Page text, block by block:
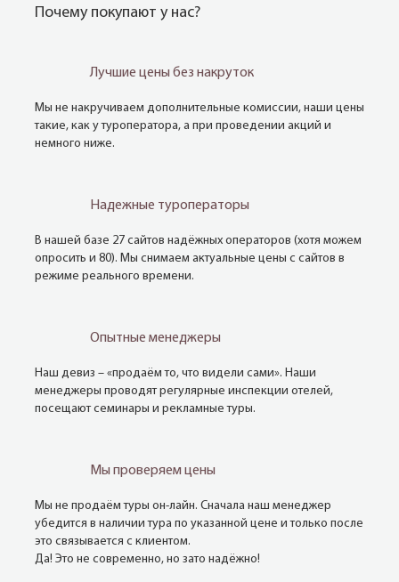
Почему покупают у нас?
Лучшие цены без накруток
Мы не накручиваем дополнительные комиссии, наши цены
такие, как у туроператора, а при проведении акций и
немного ниже.
Надежные туроператоры
В нашей базе 27 сайтов надёжных операторов (хотя можем
опросить и 80). Мы снимаем актуальные цены с сайтов в
режиме реального времени.
Опытные менеджеры
Наш девиз – «продаём то, что видели сами». Наши
менеджеры проводят регулярные инспекции отелей,
посещают семинары и рекламные туры.
Мы проверяем цены
Мы не продаём туры он-лайн. Сначала наш менеджер
убедится в наличии тура по указанной цене и только после
это связывается с клиентом.
Да! Это не современно, но зато надёжно!